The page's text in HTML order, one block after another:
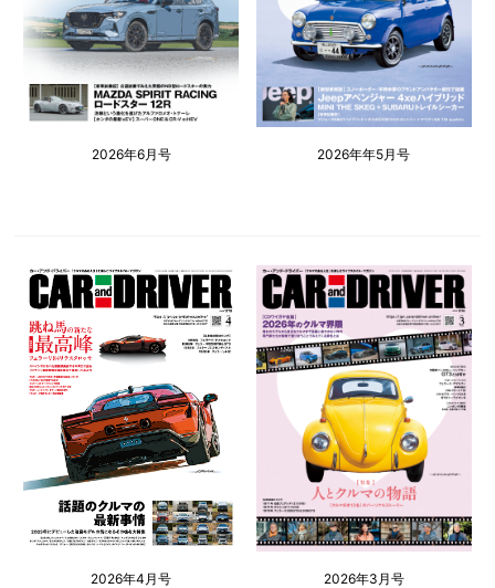
2026年6月号 2026年年5月号
2026年4月号 2026年3月号